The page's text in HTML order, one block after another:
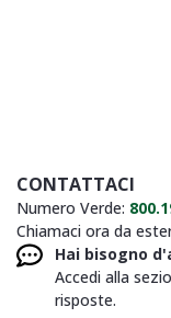
CONTATTACI
Numero Verde:
Chiamaci ora da
Hai bisogno
Accedi alla
risposte.